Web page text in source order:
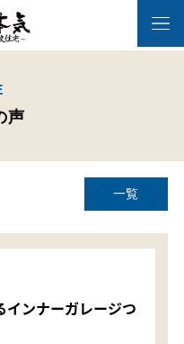
声
一覧
インナーガレージつ